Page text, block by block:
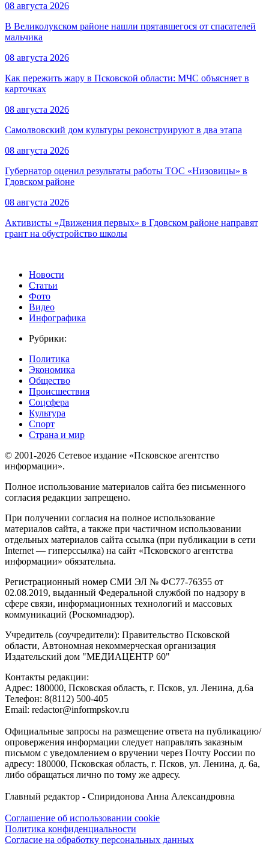
08 августа 2026
В Великолукском районе нашли прятавшегося от спасателей
мальчика
08 августа 2026
Как пережить жару в Псковской области: МЧС объясняет в
карточках
08 августа 2026
Самолвовский дом культуры реконструируют в два этапа
08 августа 2026
Губернатор оценил результаты работы ТОС «Низовицы» в
Гдовском районе
08 августа 2026
Активисты «Движения первых» в Гдовском районе направят
грант на обустройство школы
Новости
Статьи
Фото
Видео
Инфографика
Рубрики:
Политика
Экономика
Общество
Происшествия
Соцсфера
Культура
Спорт
Страна и мир
© 2001-2026 Сетевое издание «Псковское агентство
информации».
Полное использование материалов сайта без письменного
согласия редакции запрещено.
При получении согласия на полное использование
материалов сайта, а также при частичном использовании
отдельных материалов сайта ссылка (при публикации в сети
Internet — гиперссылка) на сайт «Псковского агентства
информации» обязательна.
Регистрационный номер СМИ ЭЛ № ФС77-76355 от
02.08.2019, выданный Федеральной службой по надзору в
сфере связи, информационных технологий и массовых
коммуникаций (Роскомнадзор).
Учредитель (соучредители): Правительство Псковской
области, Автономная некоммерческая организация
Издательский дом "МЕДИАЦЕНТР 60"
Контакты редакции:
Адреc: 180000, Псковская область, г. Псков, ул. Ленина, д.6а
Телефон: 8(8112) 500-405
Email: redactor@informpskov.ru
Официальные запросы на размещение ответа на публикацию/
опровержения информации следует направлять заказным
письмом с уведомлением о вручении через Почту России по
адресу: 180000, Псковская область, г. Псков, ул. Ленина, д. 6а,
либо обращаться лично по тому же адресу.
Главный редактор - Спиридонова Анна Александровна
Соглашение об использовании cookie
Политика конфиденциальности
Согласие на обработку персональных данных